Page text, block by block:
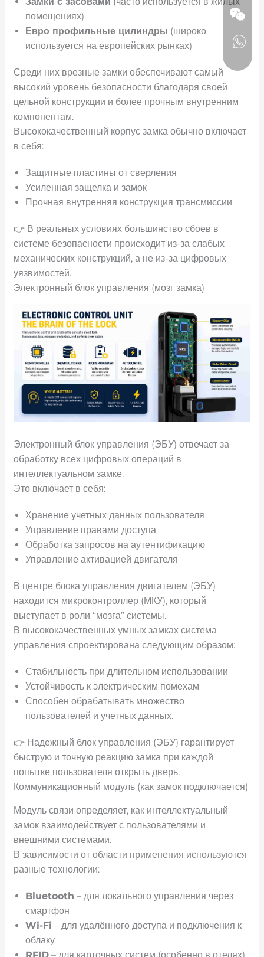
помещениях)
Евро профильные цилиндры (широко
используется на европейских рынках)
Среди них врезные замки обеспечивают самый
высокий уровень безопасности благодаря своей
цельной конструкции и более прочным внутренним
компонентам.
Высококачественный корпус замка обычно включает
в себя:
Защитные пластины от сверления
Усиленная защелка и замок
Прочная внутренняя конструкция трансмиссии
👉 В реальных условиях большинство сбоев в
системе безопасности происходит из-за слабых
механических конструкций, а не из-за цифровых
уязвимостей.
Электронный блок управления (мозг замка)
Электронный блок управления (ЭБУ) отвечает за
обработку всех цифровых операций в
интеллектуальном замке.
Это включает в себя:
Хранение учетных данных пользователя
Управление правами доступа
Обработка запросов на аутентификацию
Управление активацией двигателя
В центре блока управления двигателем (ЭБУ)
находится микроконтроллер (МКУ), который
выступает в роли “мозга” системы.
В высококачественных умных замках система
управления спроектирована следующим образом:
Стабильность при длительном использовании
Устойчивость к электрическим помехам
Способен обрабатывать множество
пользователей и учетных данных.
👉 Надежный блок управления (ЭБУ) гарантирует
быструю и точную реакцию замка при каждой
попытке пользователя открыть дверь.
Коммуникационный модуль (как замок подключается)
Модуль связи определяет, как интеллектуальный
замок взаимодействует с пользователями и
внешними системами.
В зависимости от области применения используются
разные технологии:
Bluetooth – для локального управления через
смартфон
Wi-Fi – для удалённого доступа и подключения к
облаку